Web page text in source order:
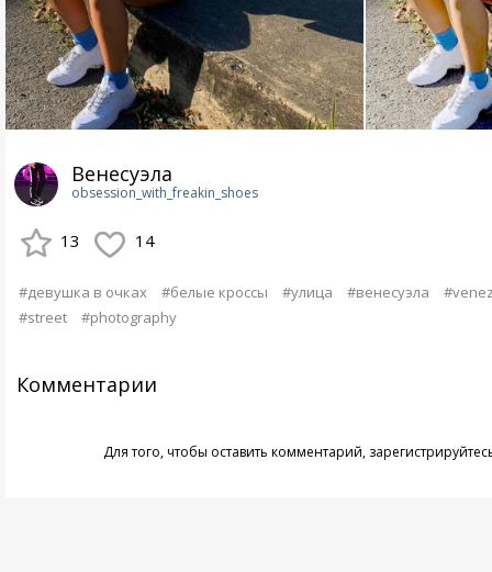
Венесуэла
obsession_with_freakin_shoes
13 14
#девушка в очках #белые кроссы #улица #венесуэла
#street
#photography
Комментарии
Для того, чтобы оставить комментарий,